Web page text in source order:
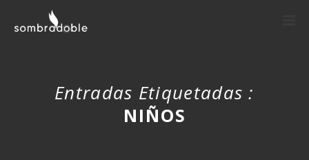
Entradas Etiquetadas :
NIÑOS